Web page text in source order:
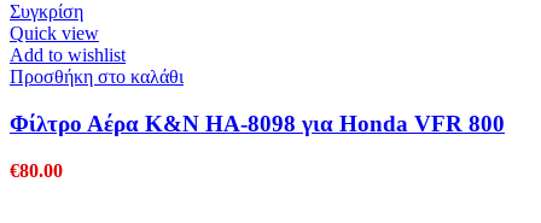
Συγκρίση
Quick view
Add to wishlist
Προσθήκη στο καλάθι
Φίλτρο Αέρα K&N HA-8098 για Honda VFR 800
€80.00